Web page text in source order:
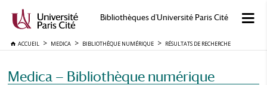
Bibliothèques d'Université Paris Cité
ACCUEIL MEDICA BIBLIOTHÈQUE NUMÉRIQUE RÉSULTATS DE RECHERCHE
Medica — Bibliothèque numérique